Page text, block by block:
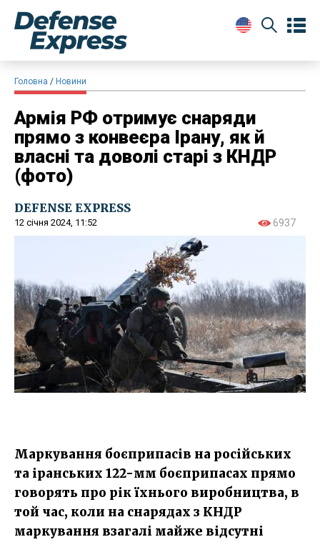
Головна Новини
Армія РФ отримує снаряди
прямо з конвеєра Ірану, як й
власні та доволі старі з КНДР
(фото)
DEFENSE EXPRESS
12 січня 2024, 11:52 6937
Маркування боєприпасів на російських
та іранських 122-мм боєприпасах прямо
говорять про рік їхнього виробництва, в
той час, коли на снарядах з КНДР
маркування взагалі майже відсутні